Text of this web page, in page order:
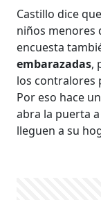
Castillo dice
niños menores
encuesta
embarazadas,
los contralores
Por eso hace
abra la puerta
lleguen a su